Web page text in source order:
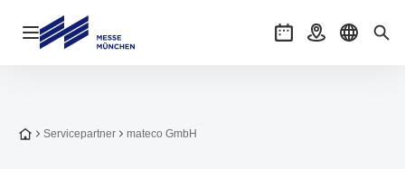
Navigation öffnen Veranstaltungen
AnreiseSprache
Zur Startseite
Servicepartner mateco GmbH